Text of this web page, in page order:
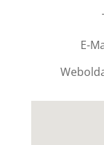
E-